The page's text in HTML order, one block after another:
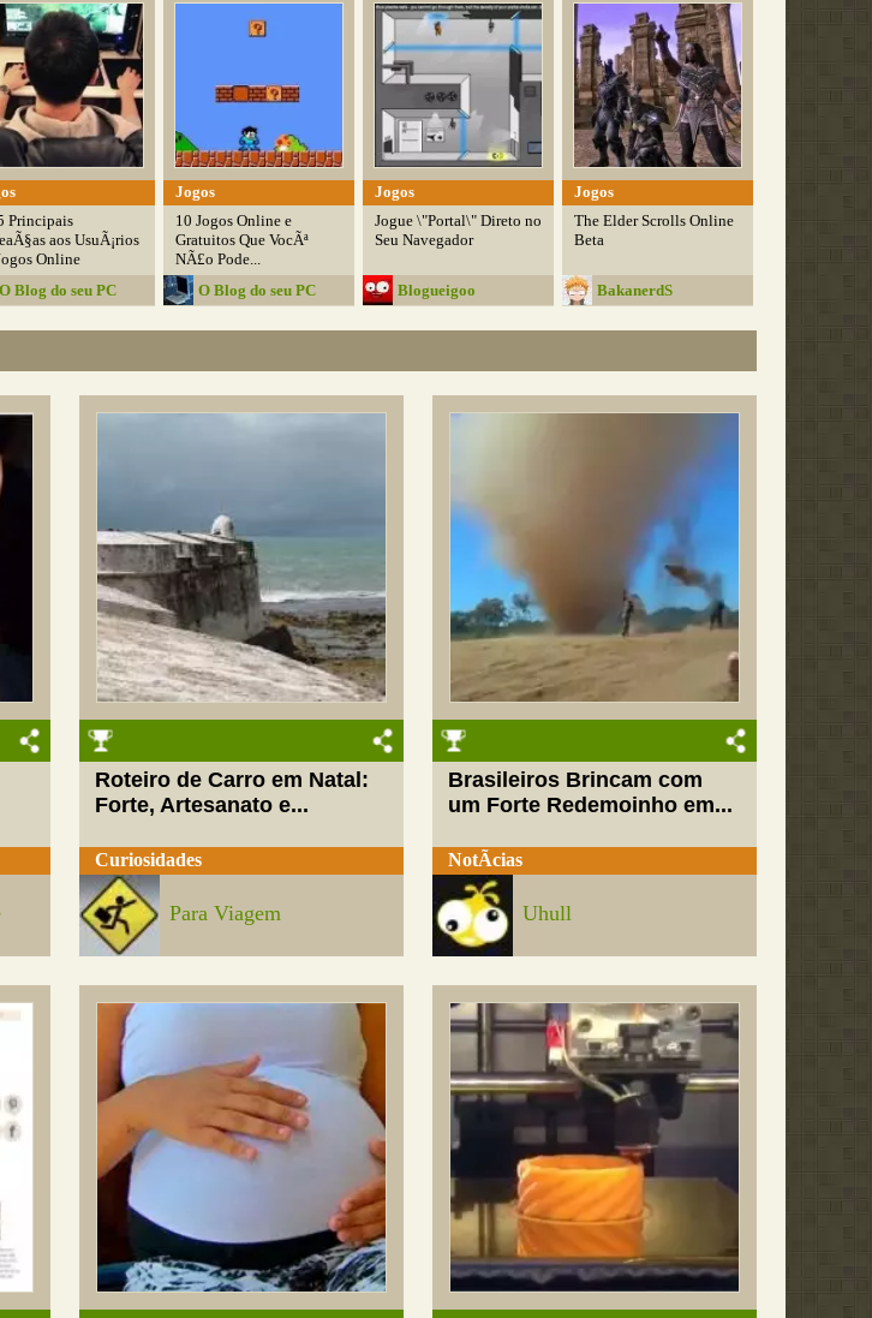
Principais
aos UsuÃ¡rios
Online
O Blog do seu PC
Jogos
10 Jogos Online e
Gratuitos Que VocÃª
NÃ£o Pode...
O Blog do seu PC
Jogos
Jogue \"Portal\" Direto no
Seu Navegador
Blogueigoo
Jogos
The Elder Scrolls Online
Beta
BakanerdS
Roteiro de Carro em Natal:
Forte, Artesanato e...
Curiosidades
Para Viagem
Brasileiros Brincam com
um Forte Redemoinho em...
NotÃ­cias
Uhull